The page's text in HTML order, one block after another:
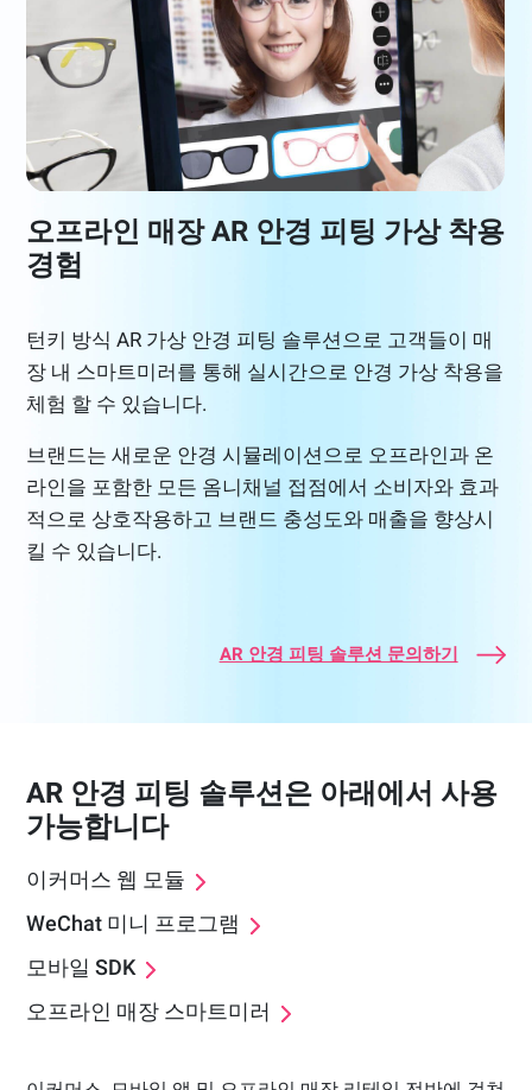
오프라인 매장 AR 안경 피팅 가상 착용
경험
턴키 방식 AR 가상 안경 피팅 솔루션으로 고객들이 매
장 내 스마트미러를 통해 실시간으로 안경 가상 착용을
체험 할 수 있습니다.
브랜드는 새로운 안경 시뮬레이션으로 오프라인과 온
라인을 포함한 모든 옴니채널 접점에서 소비자와 효과
적으로 상호작용하고 브랜드 충성도와 매출을 향상시
킬 수 있습니다.
AR 안경 피팅 솔루션 문의하기
AR 안경 피팅 솔루션은 아래에서 사용
가능합니다
이커머스 웹 모듈
WeChat 미니 프로그램
모바일 SDK
오프라인 매장 스마트미러